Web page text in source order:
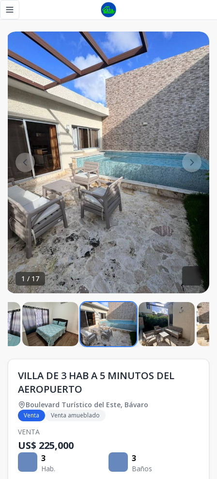
Toggle navigation menu
1 / 17
VILLA DE 3 HAB A 5 MINUTOS DEL
AEROPUERTO
Boulevard Turístico del Este, Bávaro
Venta Venta amueblado
VENTA
US$ 225,000
3
Hab.
3
Baños
VILLA DE 3 HAB A 5 MINUTOS DEL AEROPUERTO - Tu Casa